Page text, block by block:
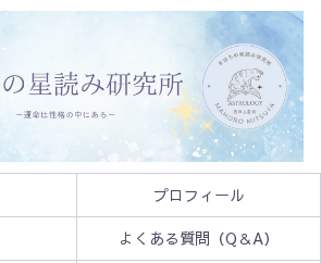
プロフィール
よくある質問（Q＆A）